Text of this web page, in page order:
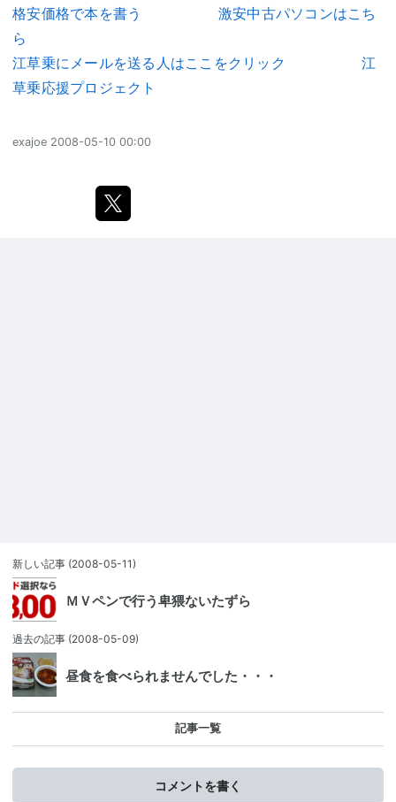
格安価格で本を書う
激安中古パソコンはこち
ら
江草乗にメールを送る人はここをクリック
江
草乗応援プロジェクト
exajoe 2008-05-10 00:00
新しい記事 (2008-05-11)
ＭＶペンで行う卑猥ないたずら
過去の記事 (2008-05-09)
昼食を食べられませんでした・・・
記事一覧
コメントを書く